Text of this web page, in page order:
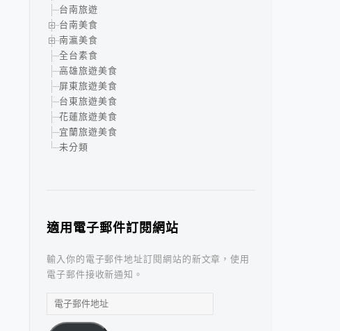
台南旅遊
台南美食
南瀛美食
全台素食
高雄旅遊美食
屏東旅遊美食
台東旅遊美食
花蓮旅遊美食
宜蘭旅遊美食
未分類
適用電子郵件訂閱網站
輸入你的電子郵件地址訂閱網站的新文章，使用
電子郵件接收新通知。
電